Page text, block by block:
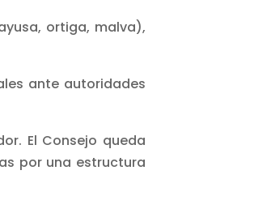
ortiga, malva),
ante autoridades
El Consejo queda
por una estructura